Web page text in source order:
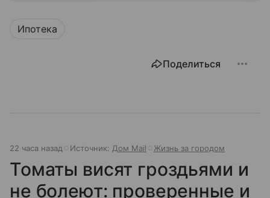
Ипотека
Поделиться
22 часа назад Источник: Дом Mail Жизнь за городом
Томаты висят гроздьями и
не болеют: проверенные и